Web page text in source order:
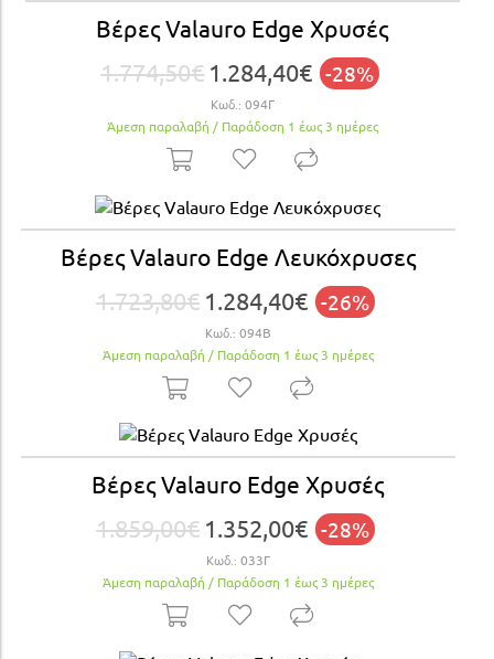
Βέρες Valauro Edge Xρυσές
1.774,50€ 1.284,40€ -28%
Κωδ.: 094Γ
Άμεση παραλαβή / Παράδoση 1 έως 3 ημέρες
Βέρες Valauro Edge Λευκόχρυσες
1.723,80€ 1.284,40€ -26%
Κωδ.: 094Β
Άμεση παραλαβή / Παράδoση 1 έως 3 ημέρες
Βέρες Valauro Edge Xρυσές
1.859,00€ 1.352,00€ -28%
Κωδ.: 033Γ
Άμεση παραλαβή / Παράδoση 1 έως 3 ημέρες